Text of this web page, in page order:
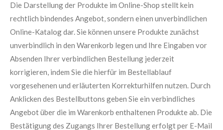
Die Darstellung der Produkte im Online-Shop stellt kein
rechtlich bindendes Angebot, sondern einen unverbindlichen
Online-Katalog dar. Sie können unsere Produkte zunächst
unverbindlich in den Warenkorb legen und Ihre Eingaben vor
Absenden Ihrer verbindlichen Bestellung jederzeit
korrigieren, indem Sie die hierfür im Bestellablauf
vorgesehenen und erläuterten Korrekturhilfen nutzen. Durch
Anklicken des Bestellbuttons geben Sie ein verbindliches
Angebot über die im Warenkorb enthaltenen Produkte ab. Die
Bestätigung des Zugangs Ihrer Bestellung erfolgt per E-Mail